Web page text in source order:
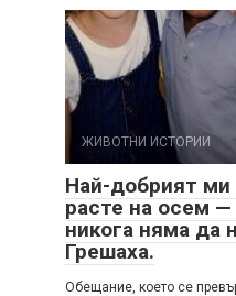
ЖИВОТНИ ИСТОРИИ
Най-добрият ми
расте на осем —
никога няма да
Грешаха.
Обещание, което се